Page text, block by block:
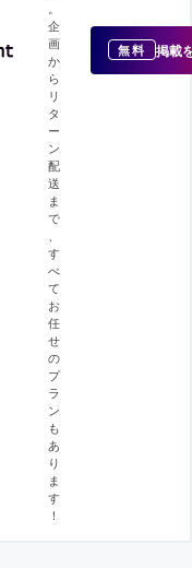
企
画
か
ら
リ
タ
ー
ン
配
送
ま
で
す
べ
て
お
任
せ
の
プ
ラ
ン
も
あ
り
ま
す
！
無料 掲載